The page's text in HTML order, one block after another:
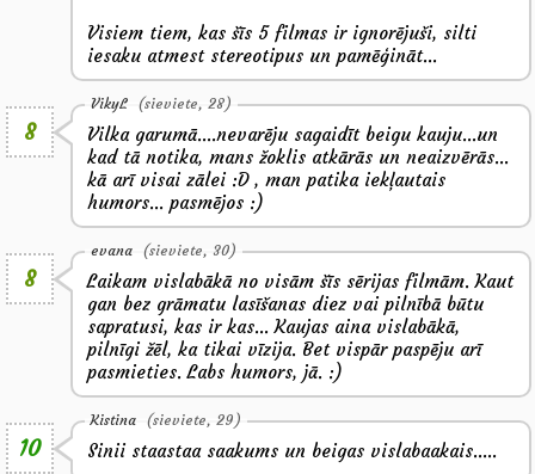
Visiem tiem, kas šīs 5 filmas ir ignorējuši, silti
iesaku atmest stereotipus un pamēģināt...
8
VikyL (sieviete, 28)
Vilka garumā....nevarēju sagaidīt beigu kauju...un
kad tā notika, mans žoklis atkārās un neaizvērās...
kā arī visai zālei :D , man patika iekļautais
humors... pasmējos :)
8
evana (sieviete, 30)
Laikam vislabākā no visām šīs sērijas filmām. Kaut
gan bez grāmatu lasīšanas diez vai pilnībā būtu
sapratusi, kas ir kas... Kaujas aina vislabākā,
pilnīgi žēl, ka tikai vīzija. Bet vispār paspēju arī
pasmieties. Labs humors, jā. :)
10
Kistina (sieviete, 29)
Sinii staastaa saakums un beigas vislabaakais.....